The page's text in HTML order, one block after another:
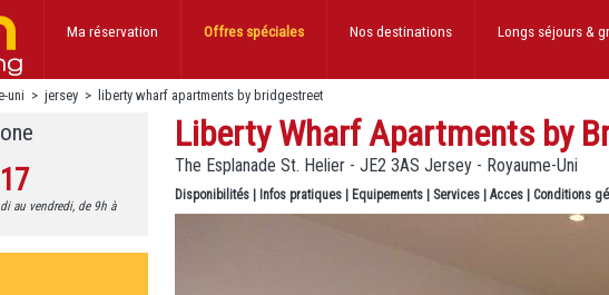
Longs séjours&
Nos destinations
Offres spéciales
Ma réservation
uni > jersey > liberty wharf apartments by bridgestreet
au vendredi, de 9h à
Liberty Wharf Apartments by
The Esplanade St. Helier - JE2 3AS Jersey - Royaume-Uni
Disponibilités Infos pratiques Equipements Services |Acces Conditions